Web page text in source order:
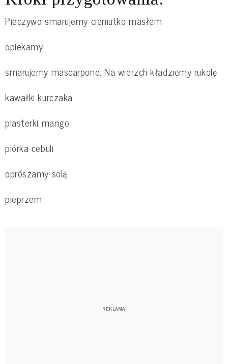
Pieczywo smarujemy cieniutko masłem
opiekamy
smarujemy mascarpone. Na wierzch kładziemy rukolę
kawałki kurczaka
plasterki mango
piórka cebuli
oprószamy solą
pieprzem